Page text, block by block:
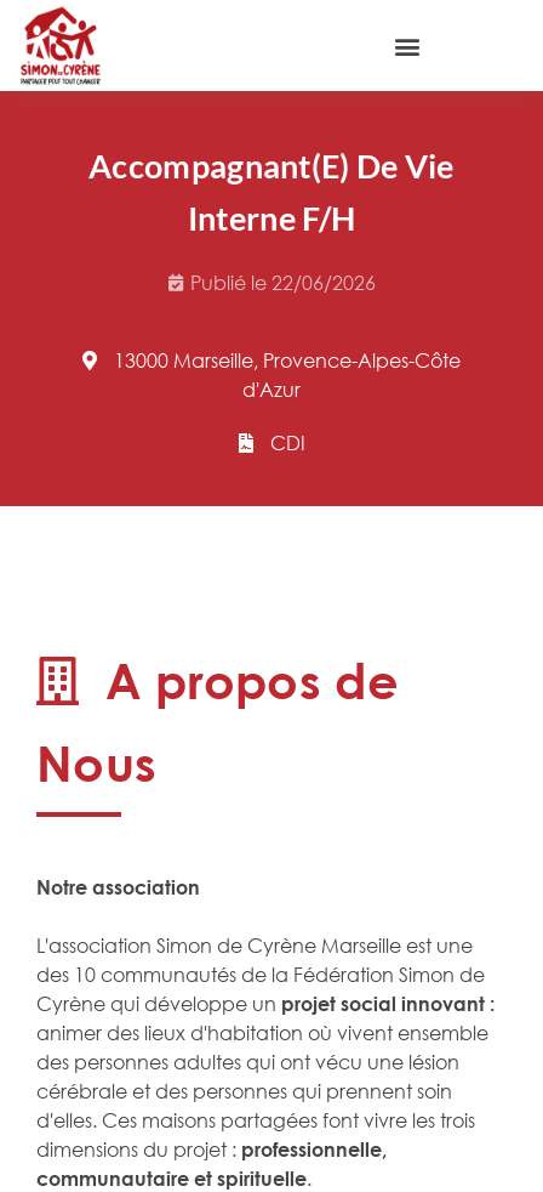
Accompagnant(e) De Vie
Interne F/H
Publié le 22/06/2026
13000 Marseille, Provence-Alpes-Côte
d'Azur
CDI
A propos de
Nous
Notre association
L'association Simon de Cyrène Marseille est une
des 10 communautés de la Fédération Simon de
Cyrène qui développe un projet social innovant :
animer des lieux d'habitation où vivent ensemble
des personnes adultes qui ont vécu une lésion
cérébrale et des personnes qui prennent soin
d'elles. Ces maisons partagées font vivre les trois
dimensions du projet : professionnelle,
communautaire et spirituelle.